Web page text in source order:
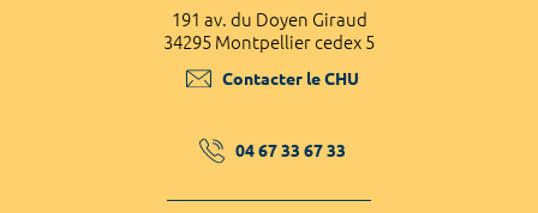
191 av. du Doyen Giraud
34295 Montpellier cedex 5
Contacter le CHU
04 67 33 67 33